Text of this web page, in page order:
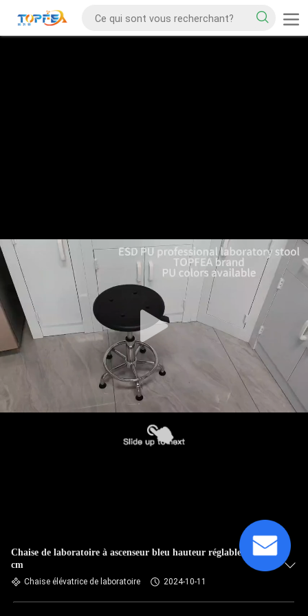
Chaise de laboratoire à ascenseur bleu hauteur réglable 38-57
cm
Chaise élévatrice de laboratoire 2024-10-11